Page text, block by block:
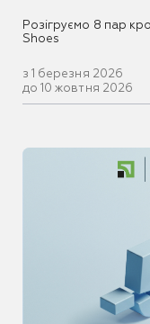
Розігруємо 8 пар
Shoes
з 1 березня 2026
до 10 жовтня 2026